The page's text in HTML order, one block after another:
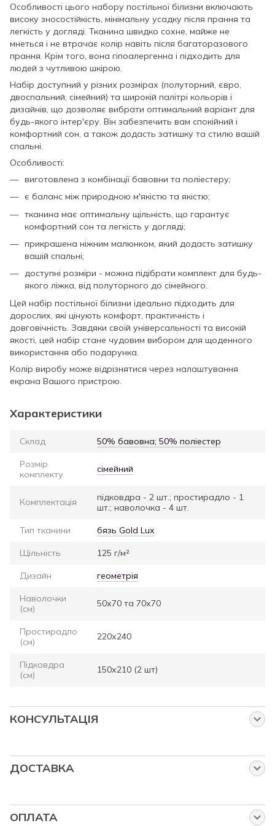
Особливості цього набору постільної білизни включають
високу зносостійкість, мінімальну усадку після прання та
легкість у догляді. Тканина швидко сохне, майже не
мнеться і не втрачає колір навіть після багаторазового
прання. Крім того, вона гіпоалергенна і підходить для
людей з чутливою шкірою.
Набір доступний у різних розмірах (полуторний, євро,
двоспальний, сімейний) та широкій палітрі кольорів і
дизайнів, що дозволяє вибрати оптимальний варіант для
будь-якого інтер'єру. Він забезпечить вам спокійний і
комфортний сон, а також додасть затишку та стилю вашій
спальні.
Особливості:
виготовлена з комбінації бавовни та поліестеру;
є баланс між природною м'якістю та якістю;
тканина має оптимальну щільність, що гарантує
комфортний сон та легкість у догляді;
прикрашена ніжним малюнком, який додасть затишку
вашій спальні;
доступні розміри - можна підібрати комплект для будь-
якого ліжка, від полуторного до сімейного.
Цей набір постільної білизни ідеально підходить для
дорослих, які цінують комфорт, практичність і
довговічність. Завдяки своїй універсальності та високій
якості, цей набір стане чудовим вибором для щоденного
використання або подарунка.
Колір виробу може відрізнятися через налаштування
екрана Вашого пристрою.
Характеристики
Склад 50% бавовна; 50% поліестер
Розмір
комплекту
сімейний
Комплектація
підковдра - 2 шт.; простирадло - 1
шт.; наволочка - 4 шт.
Тип тканини бязь Gold Lux
Щільність 125 г/м²
Дизайн геометрія
Наволочки
(см)
50х70 та 70х70
Простирадло
(см)
220х240
Підковдра
(см)
150х210 (2 шт)
КОНСУЛЬТАЦІЯ
Наші менеджери працюють для Вас:
від понеділка до п'ятниці з 8:00 до 23:00
ДОСТАВКА
Доставка службою "Нова Пошта"
ОПЛАТА